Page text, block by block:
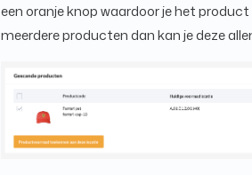
een oranje knop waardoor je het
meerdere producten dan kan je deze